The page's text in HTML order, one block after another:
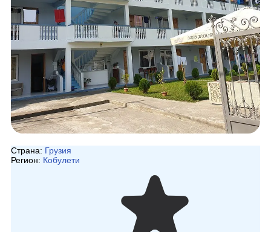
Страна: Грузия
Регион: Кобулети